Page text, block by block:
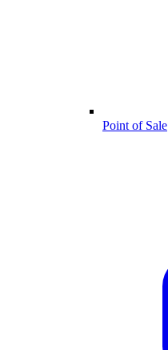
Point of Sale